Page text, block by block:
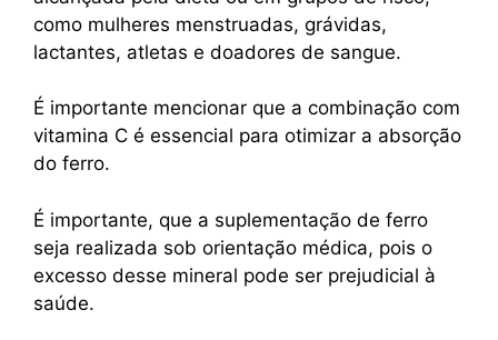
como mulheres menstruadas, grávidas,
lactantes, atletas e doadores de sangue.
É importante mencionar que a combinação com
vitamina C é essencial para otimizar a absorção
do ferro.
É importante, que a suplementação de ferro
seja realizada sob orientação médica, pois o
excesso desse mineral pode ser prejudicial à
saúde.